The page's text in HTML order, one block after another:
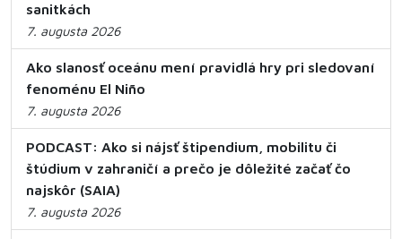
sanitkách
7. augusta 2026
Ako slanosť oceánu mení pravidlá hry pri sledovaní
fenoménu El Niño
7. augusta 2026
PODCAST: Ako si nájsť štipendium, mobilitu či
štúdium v zahraničí a prečo je dôležité začať čo
najskôr (SAIA)
7. augusta 2026